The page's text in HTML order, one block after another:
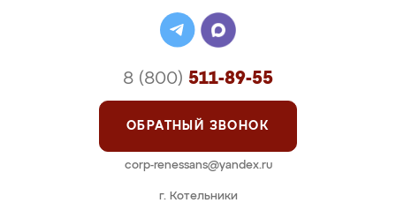
г. Котельники
8 (800) 511-89-55
ОБРАТНЫЙ ЗВОНОК
corp-renessans@yandex.ru